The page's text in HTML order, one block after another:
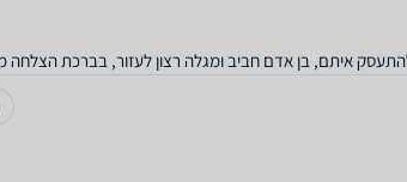
איתם, בן אדם חביב ומגלה רצון לעזור, בברכת הצלחה